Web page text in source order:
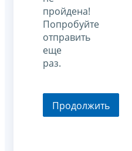
пройдена!
Попробуйте
отправить
еще
раз.
Продолжить